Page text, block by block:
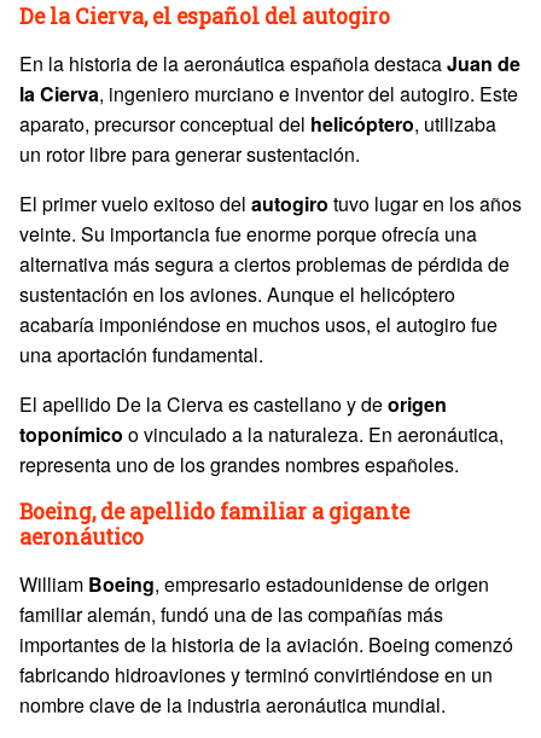
De la Cierva, el español del autogiro
En la historia de la aeronáutica española destacaJuan de
la Cierva, ingeniero murciano e inventor del autogiro. Este
aparato, precursor conceptual del helicóptero, utilizaba
un rotor libre para generar sustentación.
El primer vuelo exitoso del autogiro tuvo lugar en los años
veinte. Su importancia fue enorme porque ofrecía una
alternativa más segura a ciertos problemas de pérdida de
sustentación en los aviones. Aunque el helicóptero
acabaría imponiéndose en muchos usos, el autogiro fue
una aportación fundamental.
El apellido De la Cierva es castellano y deorigen
toponímico o vinculado a la naturaleza. En aeronáutica,
representa uno de los grandes nombres españoles.
Boeing, de apellido familiar a gigante
aeronáutico
William Boeing, empresario estadounidense de origen
familiar alemán, fundó una de las compañías más
importantes de la historia de la aviación. Boeing comenzó
fabricando hidroaviones y terminó convirtiéndose en un
nombre clave de la industria aeronáutica mundial.